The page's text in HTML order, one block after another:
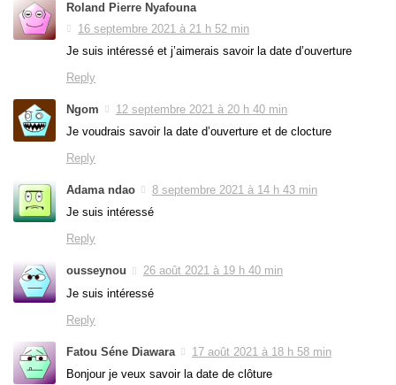
Roland Pierre Nyafouna
16 septembre 2021 à 21 h 52 min
Je suis intéressé et j’aimerais savoir la date d’ouverture
Reply
Ngom
12 septembre 2021 à 20 h 40 min
Je voudrais savoir la date d’ouverture et de clocture
Reply
Adama ndao
8 septembre 2021 à 14 h 43 min
Je suis intéressé
Reply
ousseynou
26 août 2021 à 19 h 40 min
Je suis intéressé
Reply
Fatou Séne Diawara
17 août 2021 à 18 h 58 min
Bonjour je veux savoir la date de clôture